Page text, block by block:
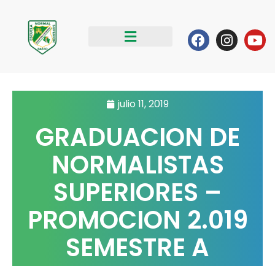
contenido
Facebook
julio 11, 2019
GRADUACION DE
NORMALISTAS
SUPERIORES –
PROMOCION 2.019
SEMESTRE A